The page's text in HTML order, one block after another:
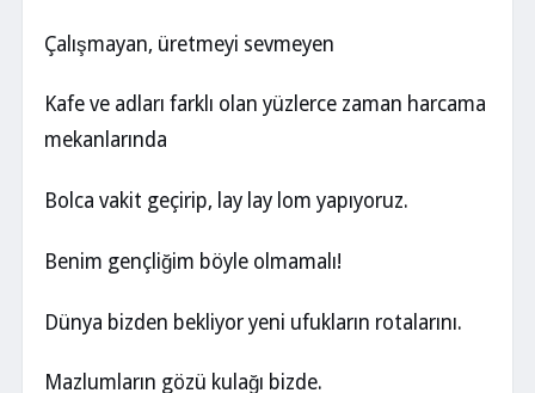
Çalışmayan, üretmeyi sevmeyen
Kafe ve adları farklı olan yüzlerce zaman harcama
mekanlarında
Bolca vakit geçirip, lay lay lom yapıyoruz.
Benim gençliğim böyle olmamalı!
Dünya bizden bekliyor yeni ufukların rotalarını.
Mazlumların gözü kulağı bizde.